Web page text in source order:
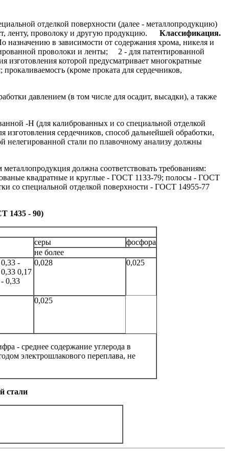
отделкой поверхности (далее - металлопродукцию)
ленту, проволоку и другую продукцию.
Классификация.
назначению в зависимости от содержания хрома, никеля и
проволоки и ленты; 2 - для патентированной
которой предусматривает многократные
(кроме проката для сердечников,
давлением (в том числе для осадит, высадки), а также
-Н (для калиброванных и со специальной отделкой
сердечников, способ дальнейшей обработки,
нелегированной стали по плавочному анализу должны
должна соответствовать требованиям:
квадратные и круглые - ГОСТ 1133-79; полосы - ГОСТ
со специальной отделкой поверхности - ГОСТ 14955-77
1435 - 90)
серы
фосфора
не более
-
0,17
0,33
0,028 0,025
0,025
- среднее содержание углерода в
электрошлакового переплава, не
стали